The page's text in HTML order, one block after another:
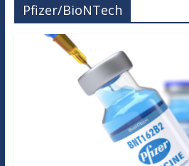
Pfizer/BioNTech